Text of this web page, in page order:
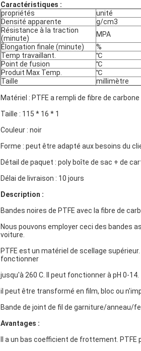
Caractéristiques :
propriétés
unité
Densité apparente
g/cm3
Résistance à la traction
(minute)
MPA
Élongation finale (minute)
%
Temp travaillant.
℃
Point de fusion
℃
Produit Max Temp.
℃
Taille
millimètre
Matériel : PTFE a rempli de fibre de carbone
Taille : 115 * 16 * 1
Couleur : noir
Forme : peut être adapté aux besoins du
Détail de paquet : poly boîte de sac + de
Délai de livraison : 10 jours
Description :
Bandes noires de PTFE avec la fibre de
Nous pouvons employer ceci des bandes
voiture.
PTFE est un matériel de scellage
fonctionner
jusqu'à 260 C. Il peut fonctionner à pH 0-14.
il peut être transformé en film, bloc ou
Bande de joint de fil de garniture/anneau/
Avantages :
Il a un bas coefficient de frottement.